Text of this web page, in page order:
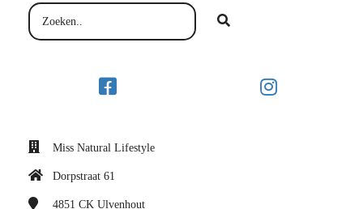
Miss Natural Lifestyle
Dorpstraat 61
4851 CK Ulvenhout